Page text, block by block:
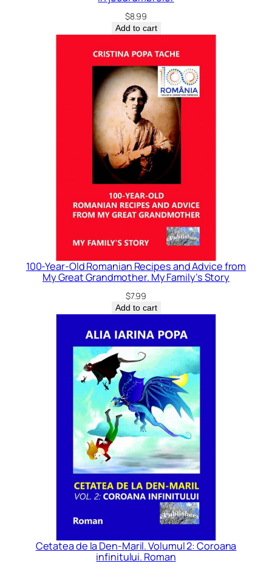
$8.99
Add to cart
100-Year-Old Romanian Recipes and Advice from
My Great Grandmother. My Family’s Story
$7.99
Add to cart
Cetatea de la Den-Maril. Volumul 2: Coroana
infinitului. Roman